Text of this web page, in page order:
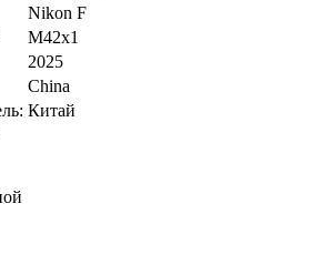
Nikon F
M42x1
2025
China
Китай